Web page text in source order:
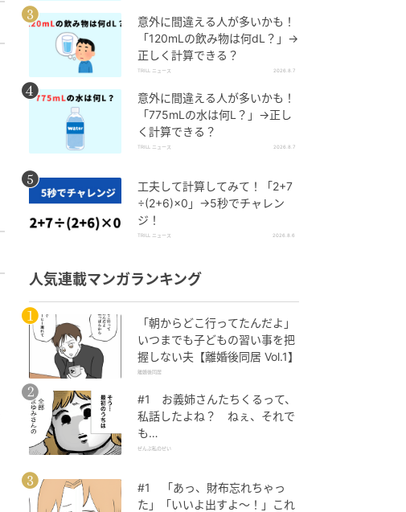
意外に間違える人が多いかも！
「120mLの飲み物は何dL？」→
正しく計算できる？
TRILL ニュース 2026.8.7
意外に間違える人が多いかも！
「775mLの水は何L？」→正し
く計算できる？
TRILL ニュース 2026.8.7
工夫して計算してみて！「2+7
÷(2+6)×0」→5秒でチャレン
ジ！
TRILL ニュース 2026.8.6
人気連載マンガランキング
「朝からどこ行ってたんだよ」
いつまでも子どもの習い事を把
握しない夫【離婚後同居 Vol.1】
離婚後同居
#1 お義姉さんたちくるって、
私話したよね？ ねぇ、それで
も…
ぜんぶ私のせい
#1 「あっ、財布忘れちゃっ
た」「いいよ出すよ〜！」これ